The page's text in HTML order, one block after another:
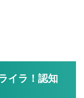
イラ！認知